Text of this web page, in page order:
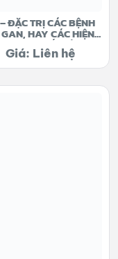
ĐẶC TRỊ CÁC BỆNH
HAY CÁC HIỆN
TƯỢNG CHẾT SỚM
Giá: Liên hệ